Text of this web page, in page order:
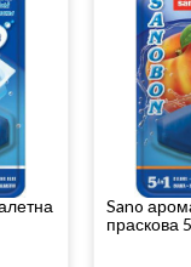
Sano
праскова